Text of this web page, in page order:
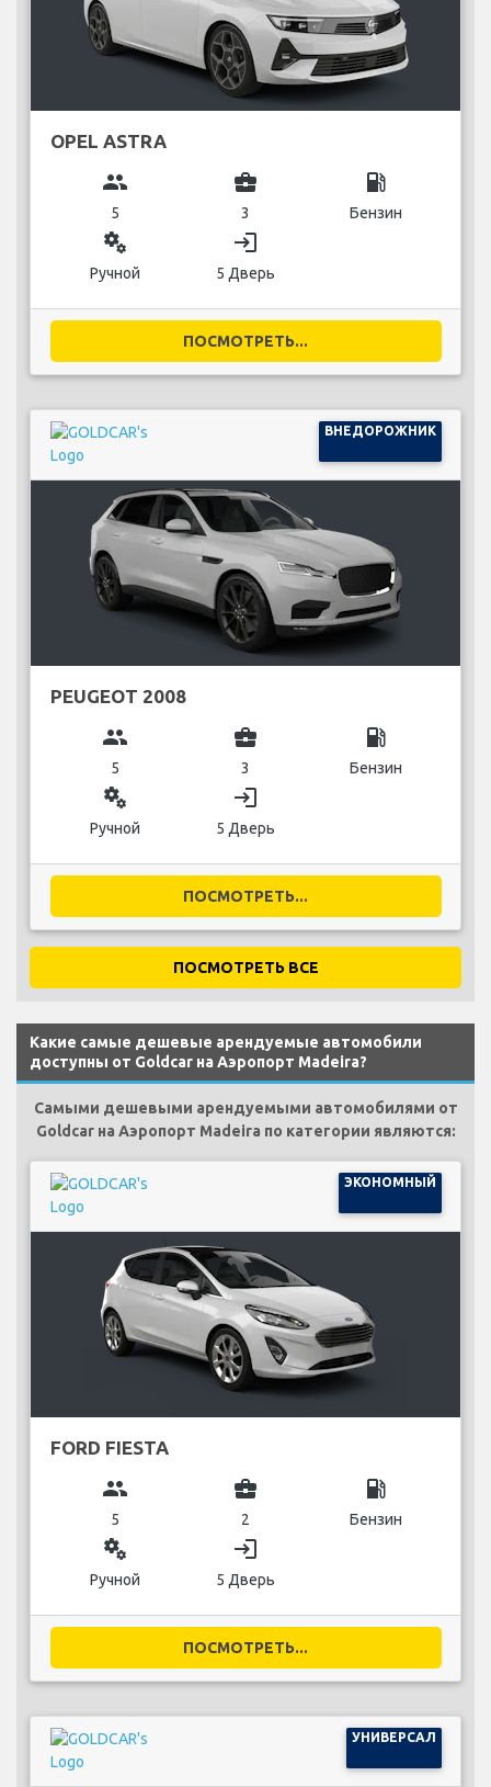
OPEL ASTRA
group
5
business_center
3
local_gas_station
Бензин
miscellaneous_services
Ручной
login
5 Дверь
ПОСМОТРЕТЬ...
ВНЕДОРОЖНИК
PEUGEOT 2008
group
5
business_center
3
local_gas_station
Бензин
miscellaneous_services
Ручной
login
5 Дверь
ПОСМОТРЕТЬ...
ПОСМОТРЕТЬ ВСЕ
Какие самые дешевые арендуемые автомобили
доступны от Goldcar на Аэропорт Madeira?
Самыми дешевыми арендуемыми автомобилями от
Goldcar на Аэропорт Madeira по категории являются:
ЭКОНОМНЫЙ
FORD FIESTA
group
5
business_center
2
local_gas_station
Бензин
miscellaneous_services
Ручной
login
5 Дверь
ПОСМОТРЕТЬ...
УНИВЕРСАЛ